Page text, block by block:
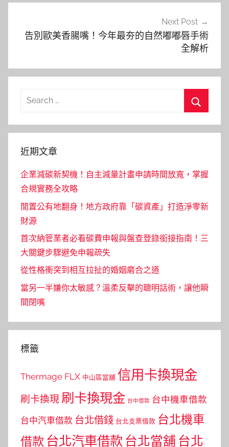
Next Post
告別歐美香腸嘴！今年最夯的自然嘟嘟唇手術
全解析
Search
近期文章
企業減碳新契機！自主減量計畫申請時間放寬，掌握
合規實務全攻略
閒置公有地翻身！地方政府靠「碳資產」打造淨零新
財源
首次納管業者必看碳費申報與盤查登錄銜接指南！三
大關鍵步驟避免申報疏失
從性格衝突到相互拉扯的婚姻磨合之道
當另一半嫌你太敏感？溫柔反擊的聰明話術，讓他瞬
間閉嘴
標籤
Thermage FLX 中山區當舖 信用卡換現金
刷卡換現 刷卡換現金 台中借款 台中機車借款
台中汽車借款 台北借錢 台北支票借款 台北機車
借款 台北汽車借款 台北當舖 台北